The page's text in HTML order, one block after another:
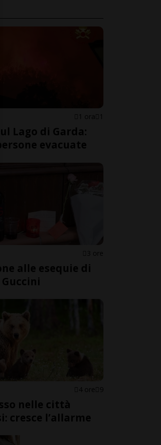
1 ora 1
Lago di Garda:
evacuate
3 ore
alle esequie di
4 ore 9
nelle città
cresce l’allarme